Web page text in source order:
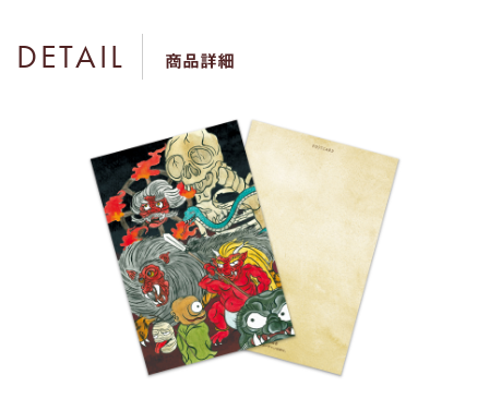
DETAIL 商品詳細